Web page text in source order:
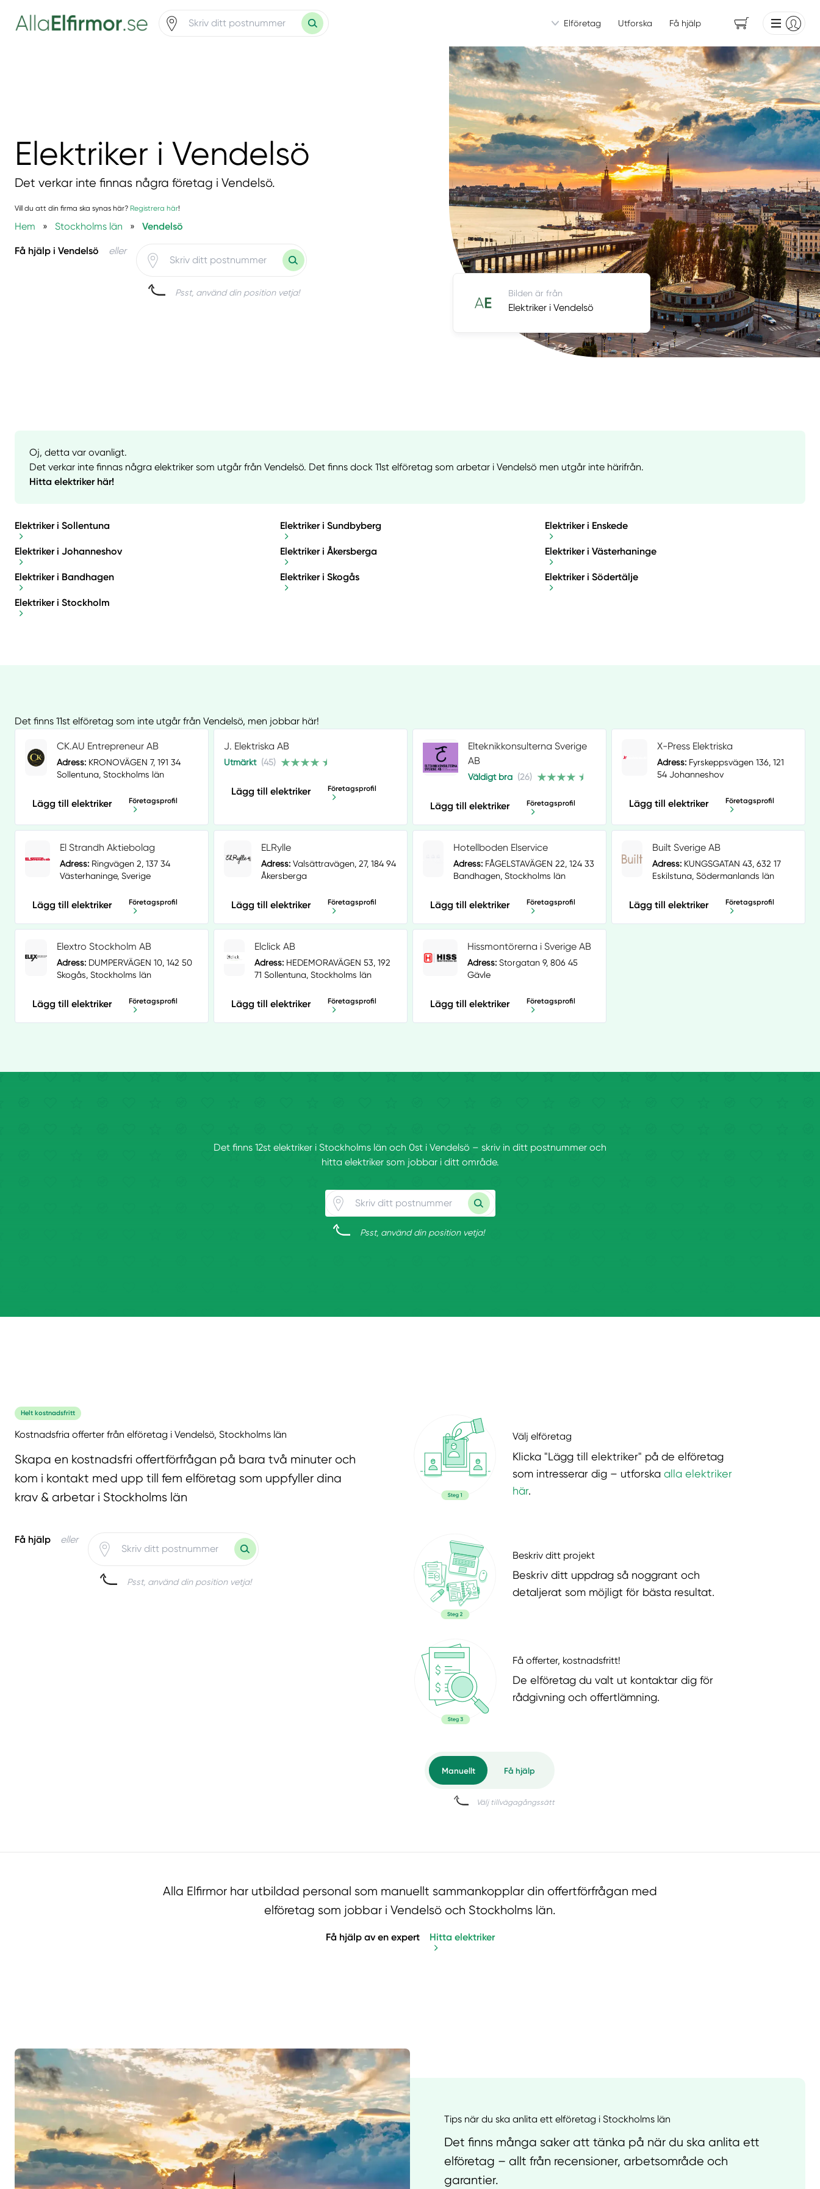
Elföretag Utforska Få hjälp
Elektriker i Vendelsö
Det verkar inte finnas några företag i Vendelsö.
Vill du att din firma ska synas här? Registrera här!
Hem » Stockholms län » Vendelsö
Få hjälp i Vendelsö eller
Psst, använd din position vetja! Bilden är från
Elektriker i Vendelsö
Oj, detta var ovanligt.
Det verkar inte finnas några elektriker som utgår från Vendelsö. Det finns dock 11st elföretag som arbetar i Vendelsö men utgår inte härifrån.
Hitta elektriker här!
Elektriker i Sollentuna Elektriker i Sundbyberg Elektriker i Enskede
Elektriker i Johanneshov Elektriker i Åkersberga Elektriker i Västerhaninge
Elektriker i Bandhagen Elektriker i Skogås Elektriker i Södertälje
Elektriker i Stockholm
Det finns 11st elföretag som inte utgår från Vendelsö, men jobbar här!
CK.AU Entrepreneur AB
Adress: KRONOVÄGEN 7, 191 34
Sollentuna, Stockholms län
Lägg till elektriker Företagsprofil
J. Elektriska AB
Utmärkt (45)
Lägg till elektriker Företagsprofil
Elteknikkonsulterna Sverige
AB
Väldigt bra (26)
Lägg till elektriker Företagsprofil
X-Press Elektriska
Adress: Fyrskeppsvägen 136, 121
54 Johanneshov
Lägg till elektriker Företagsprofil
El Strandh Aktiebolag
Adress:Ringvägen 2, 137 34
Västerhaninge, Sverige
Lägg till elektriker Företagsprofil
ELRylle
Adress:Valsättravägen, 27, 184 94
Åkersberga
Lägg till elektriker Företagsprofil
Hotellboden Elservice
Adress:FÅGELSTAVÄGEN 22, 124 33
Bandhagen, Stockholms län
Lägg till elektriker Företagsprofil
Built Sverige AB
Adress:KUNGSGATAN 43, 632 17
Eskilstuna, Södermanlands län
Lägg till elektriker Företagsprofil
Elextro Stockholm AB
Adress: DUMPERVÄGEN 10, 142 50
Skogås, Stockholms län
Lägg till elektriker Företagsprofil
Elclick AB
Adress:HEDEMORAVÄGEN 53, 192
71 Sollentuna, Stockholms län
Lägg till elektriker Företagsprofil
Hissmontörerna i Sverige AB
Adress:Storgatan 9, 806 45
Gävle
Lägg till elektriker Företagsprofil
Det finns 12st elektriker i Stockholms län och 0st i Vendelsö – skriv in ditt postnummer och
hitta elektriker som jobbar i ditt område.
Psst, använd din position vetja!
Helt kostnadsfritt
Kostnadsfria offerter från elföretag i Vendelsö, Stockholms län
Skapa en kostnadsfri offertförfrågan på bara två minuter och
kom i kontakt med upp till fem elföretag som uppfyller dina
krav & arbetar i Stockholms län
Få hjälp eller
Psst, använd din position vetja!
Välj elföretag
Klicka "Lägg till elektriker" på de elföretag
som intresserar dig – utforska alla elektriker
här.
Beskriv ditt projekt
Beskriv ditt uppdrag så noggrant och
detaljerat som möjligt för bästa resultat.
Få offerter, kostnadsfritt!
De elföretag du valt ut kontaktar dig för
rådgivning och offertlämning.
Välj tillvägagångssätt
Alla Elfirmor har utbildad personal som manuellt sammankopplar din offertförfrågan med
elföretag som jobbar i Vendelsö och Stockholms län.
Få hjälp av en expert Hitta elektriker
Tips när du ska anlita ett elföretag i Stockholms län
Det finns många saker att tänka på när du ska anlita ett
elföretag – allt från recensioner, arbetsområde och
garantier.